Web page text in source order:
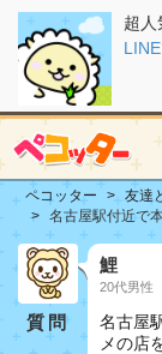
超人
ペコッター 友達
名古屋駅付近で
質問
鯉
20代男性
名古屋
メの店